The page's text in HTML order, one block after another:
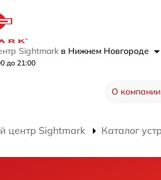
Sightmark в Нижнем Новгороде
до 21:00
О компании
центр Sightmark Каталог